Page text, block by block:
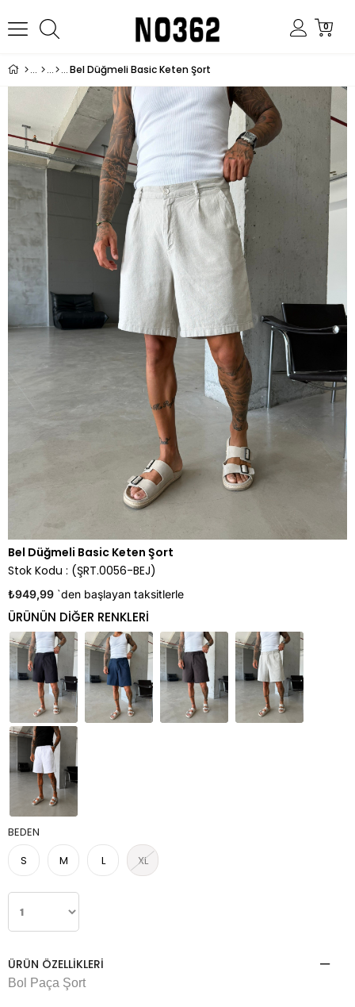
0
Bel Düğmeli Basic Keten Şort
Bel Düğmeli Basic Keten Şort
Stok Kodu
(ŞRT.0056-BEJ)
₺949,99 `den başlayan taksitlerle
BEDEN
S
M L XL
ÜRÜN ÖZELLIKLERI
Bol Paça Şort